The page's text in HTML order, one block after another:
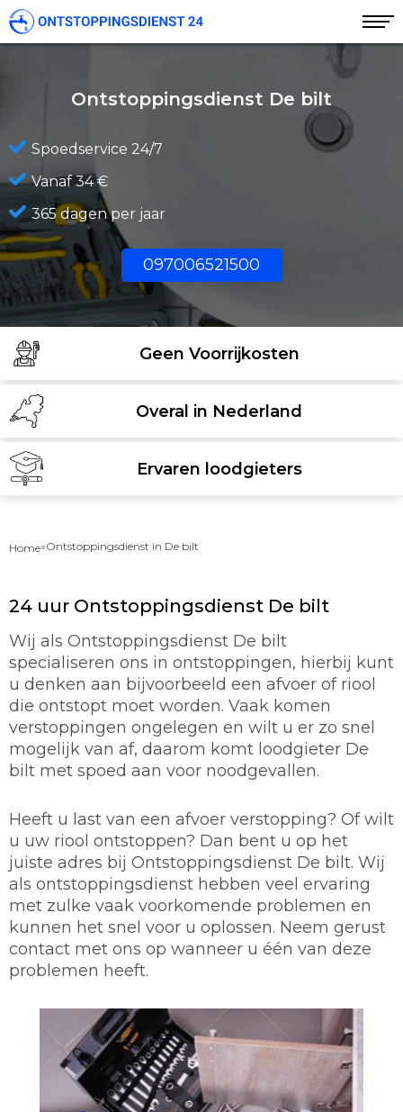
Ontstoppingsdienst De bilt
Spoedservice 24/7
Vanaf 34 €
365 dagen per jaar
097006521500
Geen Voorrijkosten
Overal in Nederland
Ervaren loodgieters
Home»Ontstoppingsdienst in De bilt
24 uur Ontstoppingsdienst De bilt
Wij als Ontstoppingsdienst De bilt
specialiseren ons in ontstoppingen, hierbij kunt
u denken aan bijvoorbeeld een afvoer of riool
die ontstopt moet worden. Vaak komen
verstoppingen ongelegen en wilt u er zo snel
mogelijk van af, daarom komt loodgieter De
bilt met spoed aan voor noodgevallen.
Heeft u last van een afvoer verstopping? Of wilt
u uw riool ontstoppen? Dan bent u op het
juiste adres bij Ontstoppingsdienst De bilt. Wij
als ontstoppingsdienst hebben veel ervaring
met zulke vaak voorkomende problemen en
kunnen het snel voor u oplossen. Neem gerust
contact met ons op wanneer u één van deze
problemen heeft.